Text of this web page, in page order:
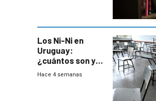
Los Ni-Ni en
Uruguay:
¿cuántos son y
en dónde están?
Hace 4 semanas